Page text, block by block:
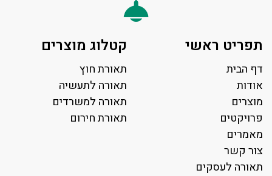
תפריט ראשי
דף הבית
אודות
מוצרים
פרויקטים
מאמרים
צור קשר
תאורה לעסקים
קטלוג מוצרים
תאורת חוץ
תאורה לתעשיה
תאורה למשרדים
תאורת חירום